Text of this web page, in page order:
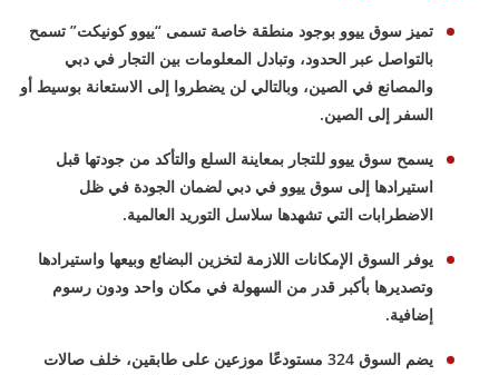
تميز سوق ييوو بوجود منطقة خاصة تسمى “ييوو كونيكت” تسمح
بالتواصل عبر الحدود، وتبادل المعلومات بين التجار في دبي
والمصانع في الصين، وبالتالي لن يضطروا إلى الاستعانة بوسيط أو
السفر إلى الصين.
يسمح سوق ييوو للتجار بمعاينة السلع والتأكد من جودتها قبل
استيرادها إلى سوق ييوو في دبي لضمان الجودة في ظل
الاضطرابات التي تشهدها سلاسل التوريد العالمية.
يوفر السوق الإمكانات اللازمة لتخزين البضائع وبيعها واستيرادها
وتصديرها بأكبر قدر من السهولة في مكان واحد ودون رسوم
إضافية.
يضم السوق 324 مستودعًا موزعين على طابقين، خلف صالات